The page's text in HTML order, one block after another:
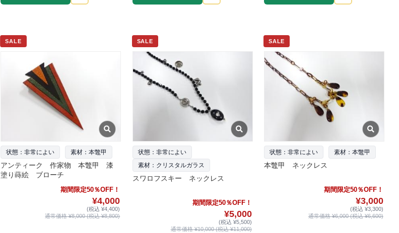
SALE
状態：非常によい 素材：本鼈甲
アンティーク 作家物 本鼈甲 漆
塗り蒔絵 ブローチ
期間限定50％OFF！
¥4,000
(税込 ¥4,400)
通常価格 ¥8,000 (税込 ¥8,800)
SALE
状態：非常によい
素材：クリスタルガラス
スワロフスキー ネックレス
期間限定50％OFF！
¥5,000
(税込 ¥5,500)
通常価格 ¥10,000 (税込 ¥11,000)
SALE
状態：非常によい 素材：本鼈甲
本鼈甲 ネックレス
期間限定50％OFF！
¥3,000
(税込 ¥3,300)
通常価格 ¥6,000 (税込 ¥6,600)